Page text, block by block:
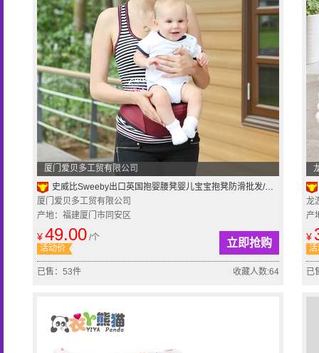
厦门爱贝多工贸有限公司
史威比Sweeby出口英国抱婴腰凳婴儿宝宝抱凳防滑批发/支持贴牌
厦门爱贝多工贸有限公司
产地：福建厦门市同安区
¥49.00 /个
活动价
立即抢购
已售：53件 收藏人数:64
龙
产
¥
已